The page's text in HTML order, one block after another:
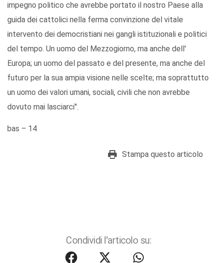
impegno politico che avrebbe portato il nostro Paese alla
guida dei cattolici nella ferma convinzione del vitale
intervento dei democristiani nei gangli istituzionali e politici
del tempo. Un uomo del Mezzogiorno, ma anche dell'
Europa; un uomo del passato e del presente, ma anche del
futuro per la sua ampia visione nelle scelte; ma soprattutto
un uomo dei valori umani, sociali, civili che non avrebbe
dovuto mai lasciarci".
bas – 14
Stampa questo articolo
Condividi l'articolo su: